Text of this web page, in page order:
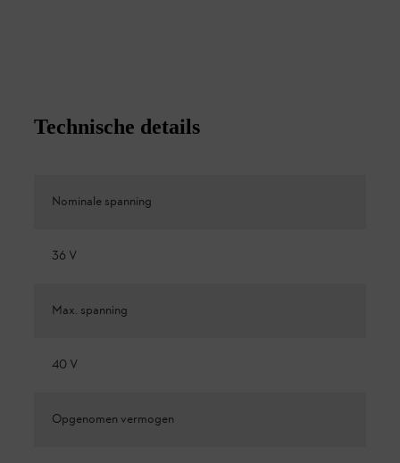
Technische details
Nominale spanning
36 V
Max. spanning
40 V
Opgenomen vermogen